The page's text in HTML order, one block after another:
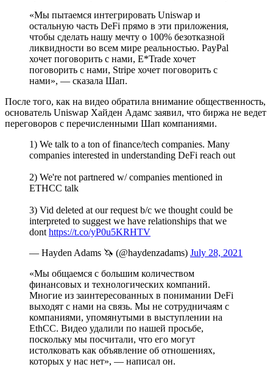
«Мы пытаемся интегрировать Uniswap и
остальную часть DeFi прямо в эти приложения,
чтобы сделать нашу мечту о 100% безотказной
ликвидности во всем мире реальностью. PayPal
хочет поговорить с нами, E*Trade хочет
поговорить с нами, Stripe хочет поговорить с
нами», — сказала Шап.
После того, как на видео обратила внимание общественность,
основатель Uniswap Хайден Адамс заявил, что биржа не ведет
переговоров с перечисленными Шап компаниями.
1) We talk to a ton of finance/tech companies. Many
companies interested in understanding DeFi reach out
2) We're not partnered w/ companies mentioned in
ETHCC talk
3) Vid deleted at our request b/c we thought could be
interpreted to suggest we have relationships that we
dont https://t.co/yP0u5KRHTV
— Hayden Adams 🦄 (@haydenzadams) July 28, 2021
«Мы общаемся с большим количеством
финансовых и технологических компаний.
Многие из заинтересованных в понимании DeFi
выходят с нами на связь. Мы не сотрудничаям с
компаниями, упомянутыми в выступлении на
EthCC. Видео удалили по нашей просьбе,
поскольку мы посчитали, что его могут
истолковать как объявление об отношениях,
которых у нас нет», — написал он.